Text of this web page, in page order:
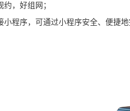
，好组网；
小程序，可通过小程序安全、便捷地